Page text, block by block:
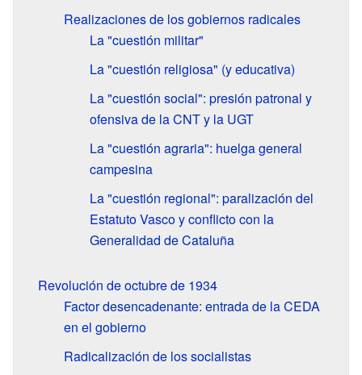
Realizaciones de los gobiernos radicales
La "cuestión militar"
La "cuestión religiosa" (y educativa)
La "cuestión social": presión patronal y
ofensiva de la CNT y la UGT
La "cuestión agraria": huelga general
campesina
La "cuestión regional": paralización del
Estatuto Vasco y conflicto con la
Generalidad de Cataluña
Revolución de octubre de 1934
Factor desencadenante: entrada de la CEDA
en el gobierno
Radicalización de los socialistas